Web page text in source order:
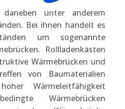
unter anderem
Bei ihnen handelt es
um sogenannte
Rollladenkästen
Wärmebrücken und
von Baumaterialien
Wärmeleitfähigkeit
Wärmebrücken